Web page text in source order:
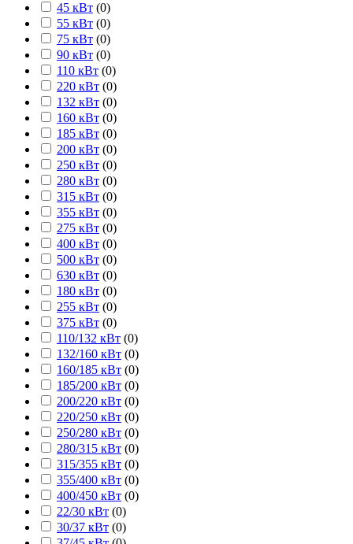
45 кВт (0)
55 кВт (0)
75 кВт (0)
90 кВт (0)
110 кВт (0)
220 кВт (0)
132 кВт (0)
160 кВт (0)
185 кВт (0)
200 кВт (0)
250 кВт (0)
280 кВт (0)
315 кВт (0)
355 кВт (0)
275 кВт (0)
400 кВт (0)
500 кВт (0)
630 кВт (0)
180 кВт (0)
255 кВт (0)
375 кВт (0)
110/132 кВт (0)
132/160 кВт (0)
160/185 кВт (0)
185/200 кВт (0)
200/220 кВт (0)
220/250 кВт (0)
250/280 кВт (0)
280/315 кВт (0)
315/355 кВт (0)
355/400 кВт (0)
400/450 кВт (0)
22/30 кВт (0)
30/37 кВт (0)